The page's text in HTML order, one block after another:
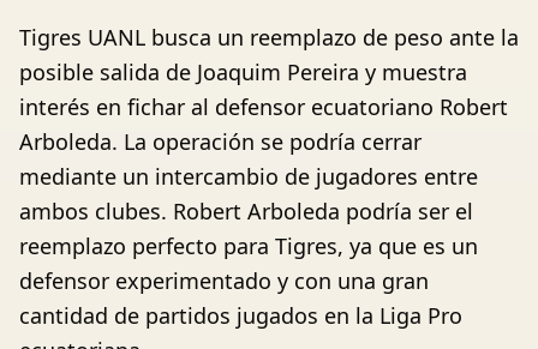
Tigres UANL busca un reemplazo de peso ante la
posible salida de Joaquim Pereira y muestra
interés en fichar al defensor ecuatoriano Robert
Arboleda. La operación se podría cerrar
mediante un intercambio de jugadores entre
ambos clubes. Robert Arboleda podría ser el
reemplazo perfecto para Tigres, ya que es un
defensor experimentado y con una gran
cantidad de partidos jugados en la Liga Pro